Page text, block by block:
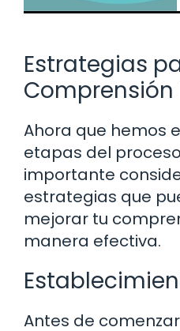
Estrategias
Comprensión
Ahora que hemos
etapas del
importante
estrategias que
mejorar tu
manera efectiva.
Antes de